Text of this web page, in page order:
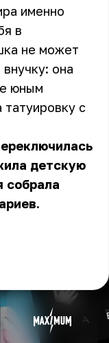
именно
в
не может
она
юным
с
детскую
собрала